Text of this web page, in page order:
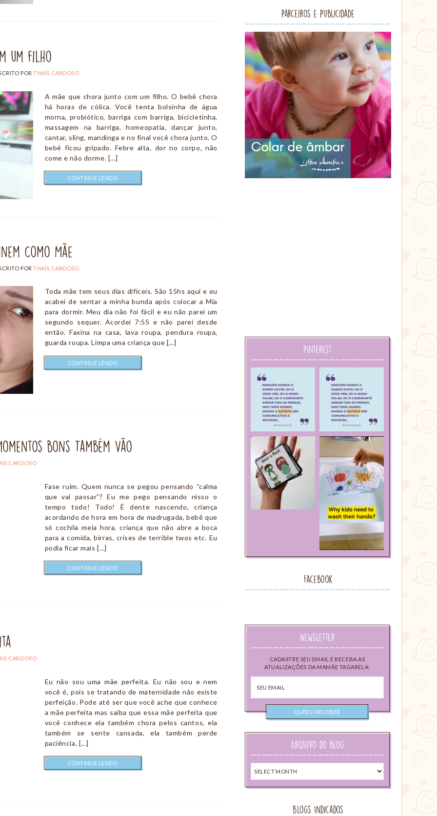
um filho
POR THAÍS CARDOSO
A mãe que chora junto com um filho. O bebê chora
há horas de cólica. Você tenta bolsinha de água
morna, probiótico, barriga com barriga, bicicletinha,
massagem na barriga, homeopatia, dançar junto,
cantar, sling, mandinga e no final você chora junto. O
bebê ficou gripado. Febre alta, dor no corpo, não
come e não dorme. […]
CONTINUE LENDO
Como Mãe
POR THAÍS CARDOSO
Toda mãe tem seus dias difíceis. São 15hs aqui e eu
acabei de sentar a minha bunda após colocar a Mia
para dormir. Meu dia não foi fácil e eu não parei um
segundo sequer. Acordei 7:55 e não parei desde
então. Faxina na casa, lava roupa, pendura roupa,
guarda roupa. Limpa uma criança que […]
CONTINUE LENDO
Bons Também Vão
CARDOSO
Fase ruim. Quem nunca se pegou pensando “calma
que vai passar”? Eu me pego pensando nisso o
tempo todo! Todo! É dente nascendo, criança
acordando de hora em hora de madrugada, bebê que
só cochila meia hora, criança que não abre a boca
para a comida, birras, crises de terrible twos etc. Eu
podia ficar mais […]
CONTINUE LENDO
CARDOSO
Eu não sou uma mãe perfeita. Eu não sou e nem
você é, pois se tratando de maternidade não existe
perfeição. Pode até ser que você ache que conhece
a mãe perfeita mas saiba que essa mãe perfeita que
você conhece ela também chora pelos cantos, ela
também se sente cansada, ela também perde
paciência, […]
CONTINUE LENDO
Parceiros e Publicidade
Lithu
âmbar
Pinterest
Facebook
Newsletter
CADASTRE SEU EMAIL E RECEBA AS
ATUALIZAÇÕES DA MAMÃE TAGARELA:
email
Arquivo do blog
Arquivo
do
blog
Blogs Indicados